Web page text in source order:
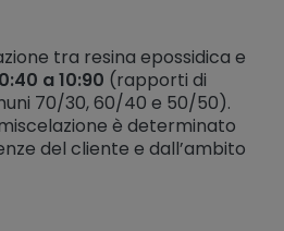
tra resina epossidica e
a 10:90 (rapporti di
70/30, 60/40 e 50/50).
è determinato
del cliente e dall’ambito